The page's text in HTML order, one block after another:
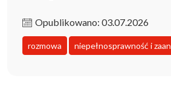
Opublikowano: 03.07.2026
rozmowa niepełnosprawność i